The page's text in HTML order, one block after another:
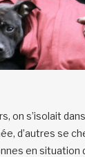
on s’isolait
d’autres se
en situation